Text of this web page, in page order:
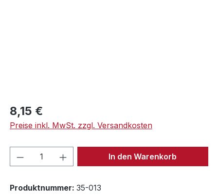
Regulärer Preis:
8,15 €
Preise inkl. MwSt. zzgl. Versandkosten
Produkt Anzahl: Gib denIn den Warenkorb
Produktnummer: 35-013